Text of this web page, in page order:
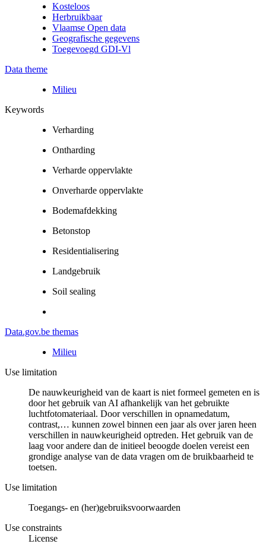
Kosteloos
Herbruikbaar
Vlaamse Open data
Geografische gegevens
Toegevoegd GDI-Vl
Data theme
Milieu
Keywords
Verharding
Ontharding
Verharde oppervlakte
Onverharde oppervlakte
Bodemafdekking
Betonstop
Residentialisering
Landgebruik
Soil sealing
Data.gov.be themas
Milieu
Use limitation
De nauwkeurigheid van de kaart is niet formeel gemeten en is
door het gebruik van AI afhankelijk van het gebruikte
luchtfotomateriaal. Door verschillen in opnamedatum,
contrast,… kunnen zowel binnen een jaar als over jaren heen
verschillen in nauwkeurigheid optreden. Het gebruik van de
laag voor andere dan de initieel beoogde doelen vereist een
grondige analyse van de data vragen om de bruikbaarheid te
toetsen.
Use limitation
Toegangs- en (her)gebruiksvoorwaarden
Use constraints
License